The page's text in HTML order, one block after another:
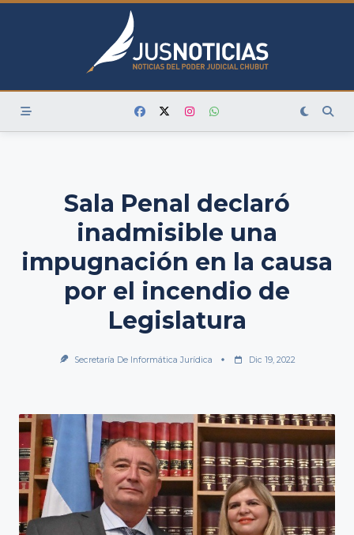
Skip
Sala Penal declaró
inadmisible una
impugnación en la causa
por el incendio de
Legislatura
Secretaría De Informática Jurídica Dic 19, 2022